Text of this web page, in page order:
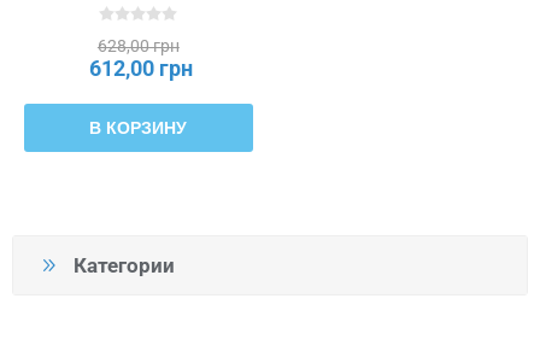
Категории
628,00 грн
612,00 грн
В КОРЗИНУ